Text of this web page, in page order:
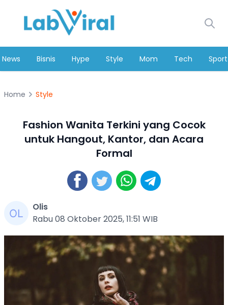
News Bisnis Hype Style Mom Tech Sport
Home Style
Fashion Wanita Terkini yang Cocok
untuk Hangout, Kantor, dan Acara
Formal
Olis
Rabu 08 Oktober 2025, 11:51 WIB